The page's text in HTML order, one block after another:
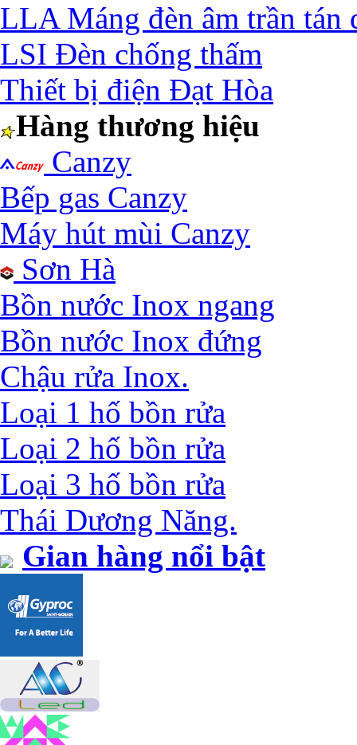
LLA Máng đèn âm trần tán
LSI Đèn chống thấm
Thiết bị điện Đạt Hòa
Hàng thương hiệu
Canzy
Bếp gas Canzy
Máy hút mùi Canzy
Sơn Hà
Bồn nước Inox ngang
Bồn nước Inox đứng
Chậu rửa Inox.
Loại 1 hố bồn rửa
Loại 2 hố bồn rửa
Loại 3 hố bồn rửa
Thái Dương Năng.
Gian hàng nổi bật